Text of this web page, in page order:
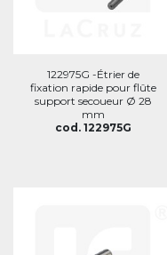
122975G -Étrier de
fixation rapide pour flûte
support secoueur Ø 28
mm
cod. 122975G